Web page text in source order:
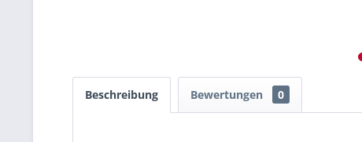
Beschreibung Bewertungen 0